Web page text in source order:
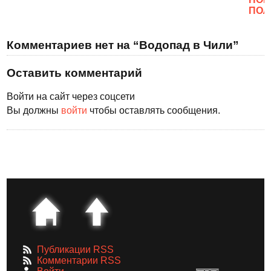
Комментариев нет на “Водопад в Чили”
Оставить комментарий
Войти на сайт через соцсети
Вы должны войти чтобы оставлять сообщения.
Публикации RSS
Комментарии RSS